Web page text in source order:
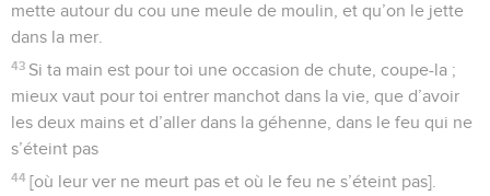
mette autour du cou une meule de moulin, et qu’on le jette
dans la mer.
43 Si ta main est pour toi une occasion de chute, coupe-la ;
mieux vaut pour toi entrer manchot dans la vie, que d’avoir
les deux mains et d’aller dans la géhenne, dans le feu qui ne
s’éteint pas
44 [où leur ver ne meurt pas et où le feu ne s’éteint pas].